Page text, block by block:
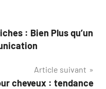
: Bien Plus qu’un
Article suivant
cheveux : tendance